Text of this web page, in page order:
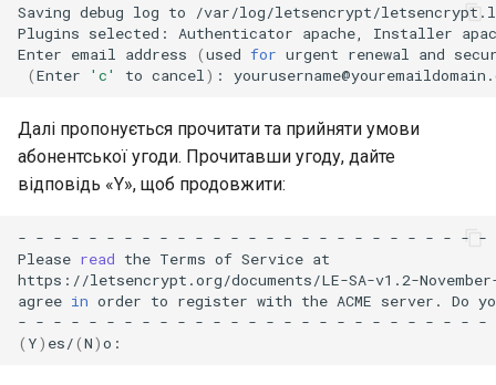
Saving debug log to
/var/log/letsencrypt/
Plugins selected: Authenticator apache, Installer
Enter email address (used for urgent renewal and
(Enter 'c' to cancel ) :
Далі пропонується прочитати та прийняти умови
абонентської угоди. Прочитавши угоду, дайте
відповідь «Y», щоб продовжити:
- - - - - - - - - - - - - - - - - - - - - - - - - - -
Please read the Terms of Service at
https://letsencrypt.org/documents/LE-SA-v1.2-
agree in order to register with the ACME server. Do
- - - - - - - - - - - - - - - - - - - - - - - - - - -
( Y) es/(N)